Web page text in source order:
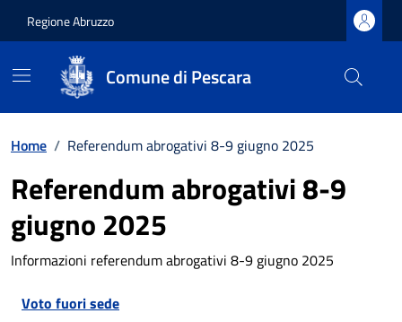
Regione Abruzzo
Comune di Pescara
Home / Referendum abrogativi 8-9 giugno 2025
Referendum abrogativi 8-9
giugno 2025
Informazioni referendum abrogativi 8-9 giugno 2025
Voto fuori sede